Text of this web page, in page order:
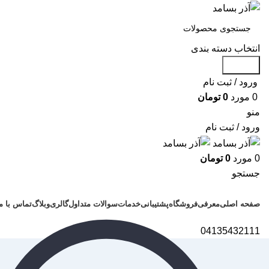
انتخاب دسته بندی
ورود / ثبت نام
0 مورد 0 تومان
منو
ورود / ثبت نام
0 مورد 0 تومان
جستجو
صفحه اصلیمعرفیفروشگاهپشتیبانیخدماتسوالات متداولگالریوبلاگتماس با
04135432111